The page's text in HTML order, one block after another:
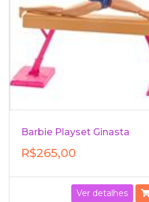
Barbie Playset Ginasta
R$265,00
Ver detalhes